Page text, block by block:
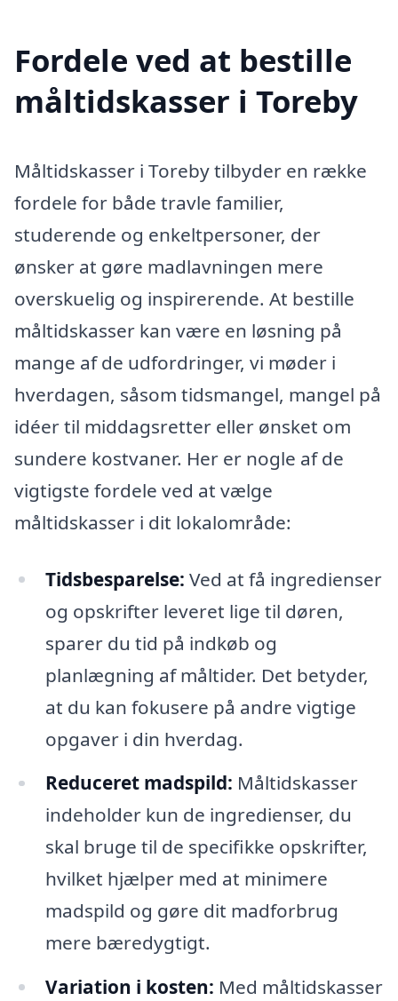
Fordele ved at bestille
måltidskasser i Toreby
Måltidskasser i Toreby tilbyder en række
fordele for både travle familier,
studerende og enkeltpersoner, der
ønsker at gøre madlavningen mere
overskuelig og inspirerende. At bestille
måltidskasser kan være en løsning på
mange af de udfordringer, vi møder i
hverdagen, såsom tidsmangel, mangel på
idéer til middagsretter eller ønsket om
sundere kostvaner. Her er nogle af de
vigtigste fordele ved at vælge
måltidskasser i dit lokalområde:
Tidsbesparelse: Ved at få ingredienser
og opskrifter leveret lige til døren,
sparer du tid på indkøb og
planlægning af måltider. Det betyder,
at du kan fokusere på andre vigtige
opgaver i din hverdag.
Reduceret madspild: Måltidskasser
indeholder kun de ingredienser, du
skal bruge til de specifikke opskrifter,
hvilket hjælper med at minimere
madspild og gøre dit madforbrug
mere bæredygtigt.
Variation i kosten: Med måltidskasser